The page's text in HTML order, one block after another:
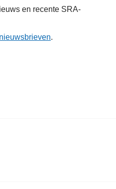
en recente SRA-
.